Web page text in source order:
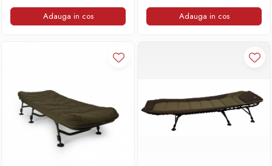
Genti
Lazi
Rucsac
Accesorii conexe pescuit
Cântare
Adauga in cos Adauga in cos